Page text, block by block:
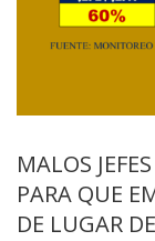
MALOS
PARA QUE
DE LUGAR